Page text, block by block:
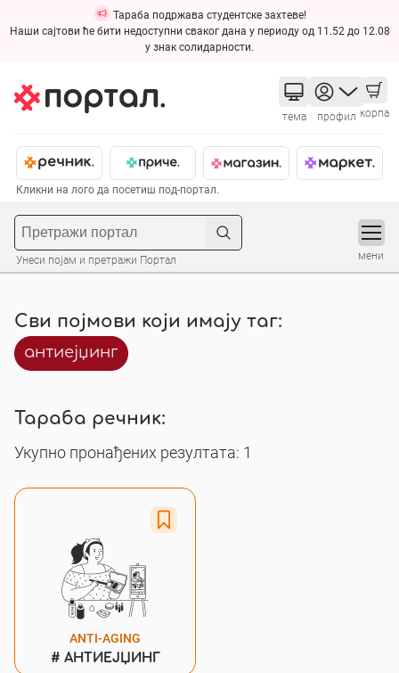
Тараба подржава студентске захтеве!
Наши сајтови ће бити недоступни сваког дана у периоду од 11.52 до 12.08
у знак солидарности.
тема профил корпа
Кликни на лого да посетиш под-портал.
Унеси појам и претражи Портал мени
Сви појмови који имају таг:
антиејџинг
Тараба речник:
Укупно пронађених резултата: 1
ANTI-AGING
# АНТИЕЈЏИНГ